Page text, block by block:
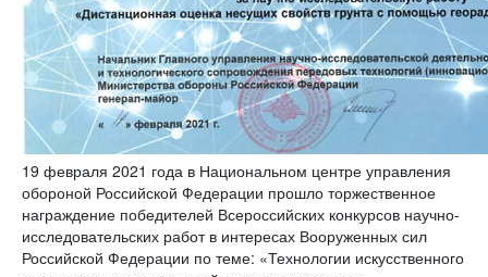
19 февраля 2021 года в Национальном центре управления
обороной Российской Федерации прошло торжественное
награждение победителей Всероссийских конкурсов научно-
исследовательских работ в интересах Вооруженных сил
Российской Федерации по теме: «Технологии искусственного